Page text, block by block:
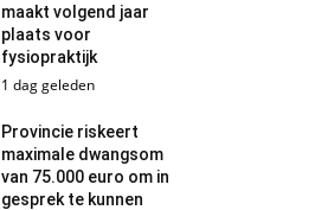
maakt volgend jaar
plaats voor
fysiopraktijk
1 dag geleden
Provincie riskeert
maximale dwangsom
van 75.000 euro om in
gesprek te kunnen